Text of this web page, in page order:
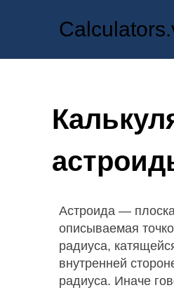
Астроида —
описываемая
радиуса,
внутренней
радиуса. Иначе